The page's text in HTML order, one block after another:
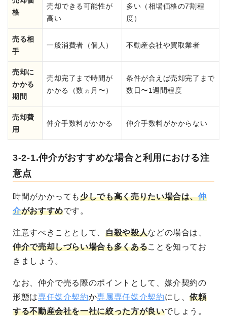
格
売却できる可能性が
高い
多い（相場価格の7割程
度）
売る相
手
一般消費者（個人） 不動産会社や買取業者
売却に
かかる
期間
売却完了まで時間が
かかる（数ヵ月〜）
条件が合えば売却完了まで
数日〜1週間程度
売却費
用
仲介手数料がかかる 仲介手数料がかからない
3-2-1.仲介がおすすめな場合と利用における注
意点
時間がかかっても少しでも高く売りたい場合は、仲
介がおすすめです。
注意すべきこととして、自殺や殺人などの場合は、
仲介で売却しづらい場合も多くあることを知ってお
きましょう。
なお、仲介で売る際のポイントとして、媒介契約の
形態は専任媒介契約か専属専任媒介契約にし、依頼
する不動産会社を一社に絞った方が良いでしょう。